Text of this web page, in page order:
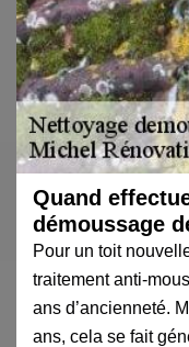
Quand
démoussage
Pour un toit
traitement anti-
ans d’ancienneté.
ans, cela se fait